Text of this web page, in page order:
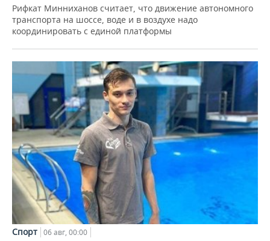
Рифкат Минниханов считает, что движение автономного
транспорта на шоссе, воде и в воздухе надо
координировать с единой платформы
Спорт 06 авг, 00:00